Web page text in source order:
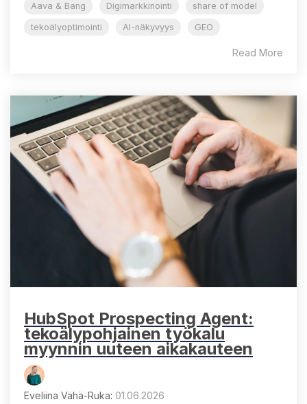
Aava & Bang Digimarkkinointi share of model
tekoälyoptimointi AI-näkyvyys GEO
Read More
HubSpot Prospecting Agent:
tekoälypohjainen työkalu
myynnin uuteen aikakauteen
Eveliina Vähä-Ruka: 01.06.2026